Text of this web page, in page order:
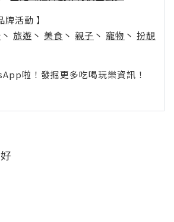
活動 】
丶 旅遊 丶 美食 丶 親子 丶 寵物 丶 扮靚
啦！發掘更多吃喝玩樂資訊！